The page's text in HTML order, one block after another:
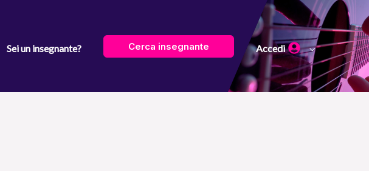
Sei un insegnante? Cerca insegnante Accedi